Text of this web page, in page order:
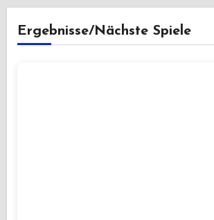
Ergebnisse/Nächste Spiele